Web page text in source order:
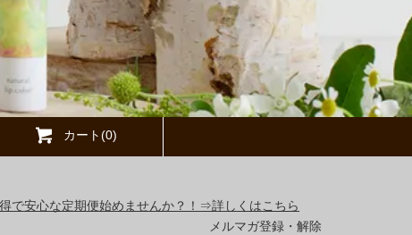
カート(0)
で安心な定期便始めませんか？！⇒詳しくはこちら
メルマガ登録・解除